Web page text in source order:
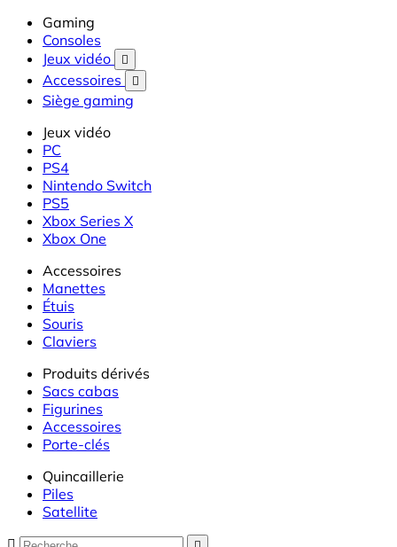
Gaming
Consoles
Jeux vidéo

Accessoires 
Siège gaming
Jeux vidéo
PC
PS4
Nintendo Switch
PS5
Xbox Series X
Xbox One
Accessoires
Manettes
Étuis
Souris
Claviers
Produits dérivés
Sacs cabas
Figurines
Accessoires
Porte-clés
Quincaillerie
Piles
Satellite